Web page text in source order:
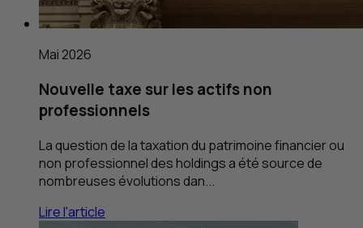
Mai 2026
Nouvelle taxe sur les actifs non
professionnels
La question de la taxation du patrimoine financier ou
non professionnel des holdings a été source de
nombreuses évolutions dan...
Lire l'article